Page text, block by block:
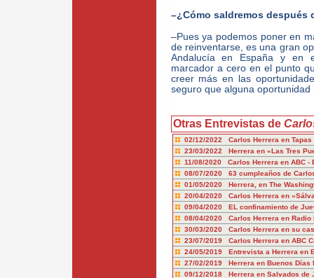
–¿Cómo saldremos después
–Pues ya podemos poner en
de reinventarse, es una gran
Andalucía en España y en
marcador a cero en el punto
creer más en las
seguro que alguna oportunidad
Otras Entrevistas de
02/12/2022 Carlos Herrera en Tapas
23/03/2022 Herrera en «Las Tres
11/08/2020 Carlos Herrera en ABC -
08/07/2020 63 cumpleaños de
01/05/2020 Herrera, en The
20/04/2020 Carlos Herrera en
09/04/2020 EL confinamiento de
08/04/2020 Carlos Herrera en Radio
30/03/2020 Carlos Herrera en su
23/07/2019 Carlos Herrera en ABC
24/05/2019 Entrevista a Herrera en
27/02/2019 Herrera en Buenos Días
09/12/2018 Herrera en Salvados de